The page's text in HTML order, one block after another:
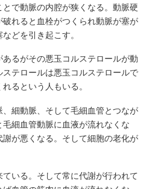
で動脈の内腔が狭くなる。動脈硬
れると血栓がつくられ動脈が塞が
どを引き起こす。
るがその悪玉コルステロールが動
テロールは悪玉コルステロールで
るという人もいる。
細動脈、そして毛細血管とつなが
細血管動脈に血液が流れなくな
が悪くなる。そして細胞の老化が
いる。そして常に代謝が行われて